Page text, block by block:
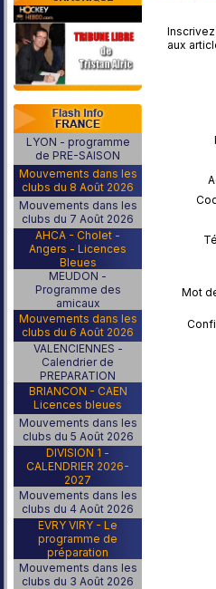
LYON - programme
de PRE-SAISON
Mouvements dans les
clubs du 8 Août 2026
Mouvements dans les
clubs du 7 Août 2026
AHCA - Cholet -
Angers - Licences
Bleues
MEUDON -
Programme des
amicaux
Mouvements dans les
clubs du 6 Août 2026
VALENCIENNES -
Calendrier de
PREPARATION
BRIANCON - CAEN
Licences bleues
Mouvements dans les
clubs du 5 Août 2026
DIVISION 1 -
CALENDRIER 2026-
2027
Mouvements dans les
clubs du 4 Août 2026
EVRY VIRY - Le
programme de
préparation
Mouvements dans les
clubs du 3 Août 2026
aux
Mot